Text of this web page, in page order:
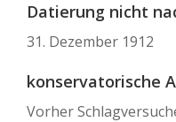
Datierung nicht
31. Dezember 1912
konservatorische
Vorher